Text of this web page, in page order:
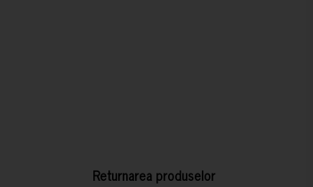
Returnarea produselor